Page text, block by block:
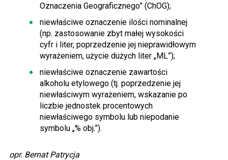
Oznaczenia Geograficznego” (ChOG);
niewłaściwe oznaczenie ilości nominalnej
(np. zastosowanie zbyt małej wysokości
cyfr i liter, poprzedzenie jej nieprawidłowym
wyrażeniem, użycie dużych liter „ML”);
niewłaściwe oznaczenie zawartości
alkoholu etylowego (tj. poprzedzenie jej
niewłaściwym wyrażeniem, wskazanie po
liczbie jednostek procentowych
niewłaściwego symbolu lub niepodanie
symbolu „% obj.”).
opr. Bernat Patrycja